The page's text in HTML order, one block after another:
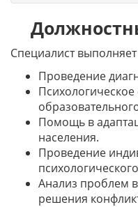
Специалист
Проведение
Помощь в
населения.
Проведение
Анализ проблем
решения